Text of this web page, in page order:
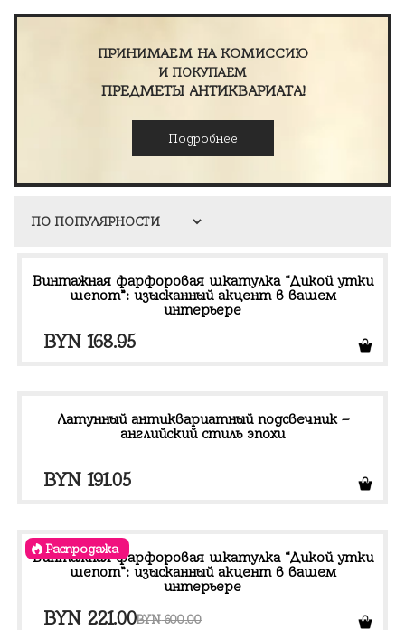
ПРИНИМАЕМ НА КОМИССИЮ
И ПОКУПАЕМ
ПРЕДМЕТЫ АНТИКВАРИАТА!
Подробнее
Винтажная фарфоровая шкатулка “Дикой утки
шепот”: изысканный акцент в вашем
интерьере
BYN 168.95
Латунный антиквариатный подсвечник –
английский стиль эпохи
BYN 191.05
Распродажа
Винтажная фарфоровая шкатулка “Дикой утки
шепот”: изысканный акцент в вашем
интерьере
BYN600.00
Первоначальная
BYN 221.00Текущая